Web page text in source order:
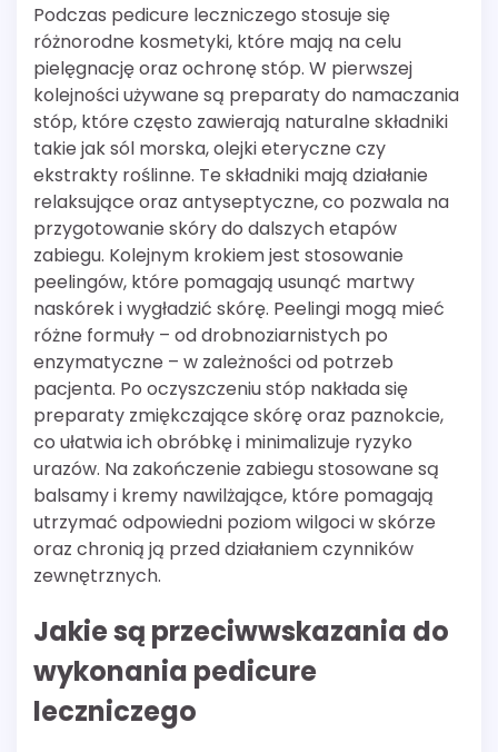
Podczas pedicure leczniczego stosuje się
różnorodne kosmetyki, które mają na celu
pielęgnację oraz ochronę stóp. W pierwszej
kolejności używane są preparaty do namaczania
stóp, które często zawierają naturalne składniki
takie jak sól morska, olejki eteryczne czy
ekstrakty roślinne. Te składniki mają działanie
relaksujące oraz antyseptyczne, co pozwala na
przygotowanie skóry do dalszych etapów
zabiegu. Kolejnym krokiem jest stosowanie
peelingów, które pomagają usunąć martwy
naskórek i wygładzić skórę. Peelingi mogą mieć
różne formuły – od drobnoziarnistych po
enzymatyczne – w zależności od potrzeb
pacjenta. Po oczyszczeniu stóp nakłada się
preparaty zmiękczające skórę oraz paznokcie,
co ułatwia ich obróbkę i minimalizuje ryzyko
urazów. Na zakończenie zabiegu stosowane są
balsamy i kremy nawilżające, które pomagają
utrzymać odpowiedni poziom wilgoci w skórze
oraz chronią ją przed działaniem czynników
zewnętrznych.
Jakie są przeciwwskazania do
wykonania pedicure
leczniczego